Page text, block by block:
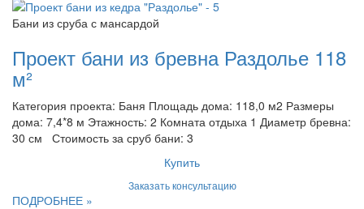
Бани из сруба с мансардой
Проект бани из бревна Раздолье 118
м²
Категория проекта: Баня Площадь дома: 118,0 м2 Размеры
дома: 7,4*8 м Этажность: 2 Комната отдыха 1 Диаметр бревна:
30 см Стоимость за сруб бани: 3
Купить
Заказать консультацию
ПОДРОБНЕЕ »